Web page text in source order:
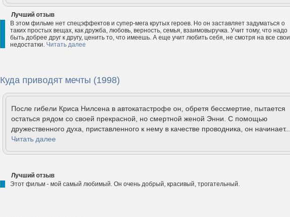
Лучший отзыв
В этом фильме нет спецэффектов и супер-мега крутых героев. Но он заставляет задуматься о
таких простых вещах, как дружба, любовь, верность, семья, взаимовыручка. Учит тому, что надо
быть добрее друг к другу, ценить то, что имеешь. А еще учит любить себя, не смотря на все свои
недостатки. Читать далее
Куда приводят мечты (1998)
После гибели Криса Нилсена в автокатастрофе он, обретя бессмертие, пытается
остаться рядом со своей прекрасной, но смертной женой Энни. С помощью
дружественного духа, приставленного к нему в качестве проводника, он начинает...
Читать далее
Лучший отзыв
Этот фильм - мой самый любимый. Он очень добрый, красивый, трогательный.